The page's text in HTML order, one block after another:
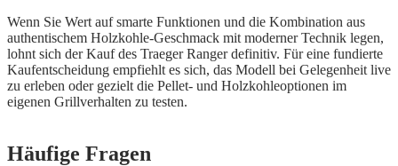
Wenn Sie Wert auf smarte Funktionen und die Kombination aus
authentischem Holzkohle-Geschmack mit moderner Technik legen,
lohnt sich der Kauf des Traeger Ranger definitiv. Für eine fundierte
Kaufentscheidung empfiehlt es sich, das Modell bei Gelegenheit live
zu erleben oder gezielt die Pellet- und Holzkohleoptionen im
eigenen Grillverhalten zu testen.
Häufige Fragen